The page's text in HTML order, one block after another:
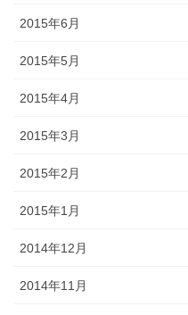
2015年6月
2015年5月
2015年4月
2015年3月
2015年2月
2015年1月
2014年12月
2014年11月